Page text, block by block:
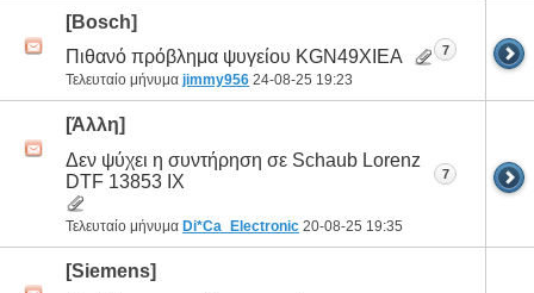
[Bosch]
Πιθανό πρόβλημα ψυγείου KGN49XIEA
Τελευταίο μήνυμα jimmy956 24-08-25 19:23
7
[Άλλη]
Δεν ψύχει η συντήρηση σε Schaub Lorenz
DTF 13853 IX
Τελευταίο μήνυμα Di*Ca_Electronic 20-08-25 19:35
7
[Siemens]